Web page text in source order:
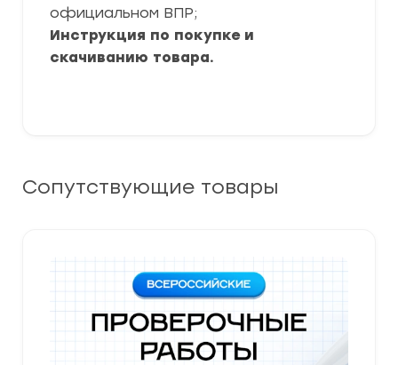
официальном ВПР;
Инструкция по покупке и
скачиванию товара.
Сопутствующие товары